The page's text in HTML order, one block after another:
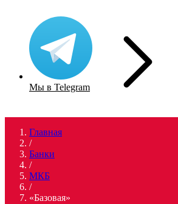
Мы в Telegram
Главная
/
Банки
/
МКБ
/
«Базовая»